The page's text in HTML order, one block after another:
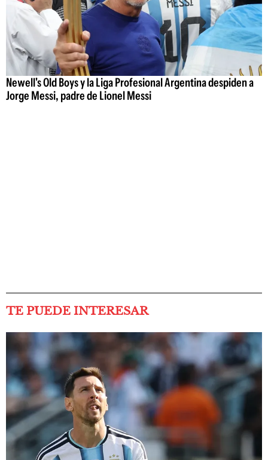
Newell's Old Boys y la Liga Profesional Argentina despiden a
Jorge Messi, padre de Lionel Messi
TE PUEDE INTERESAR